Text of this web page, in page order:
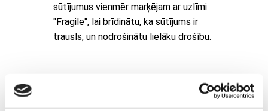
sūtījumus vienmēr marķējam ar uzlīmi
"Fragile", lai brīdinātu, ka sūtījums ir
trausls, un nodrošinātu lielāku drošību.